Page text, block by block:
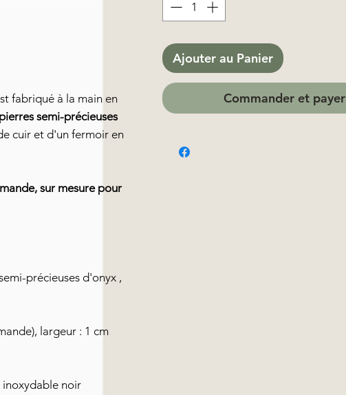
fabriqué à la main en
pierres semi-précieuses
cuir et d'un fermoir en
sur mesure pour
précieuses d'onyx ,
largeur : 1 cm
inoxydable noir
Ajouter au Panier
Commander et payer